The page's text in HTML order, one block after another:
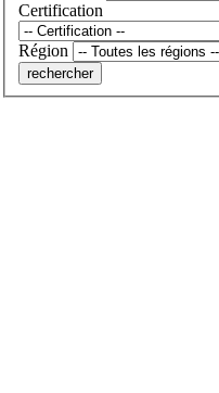
Certification
Région